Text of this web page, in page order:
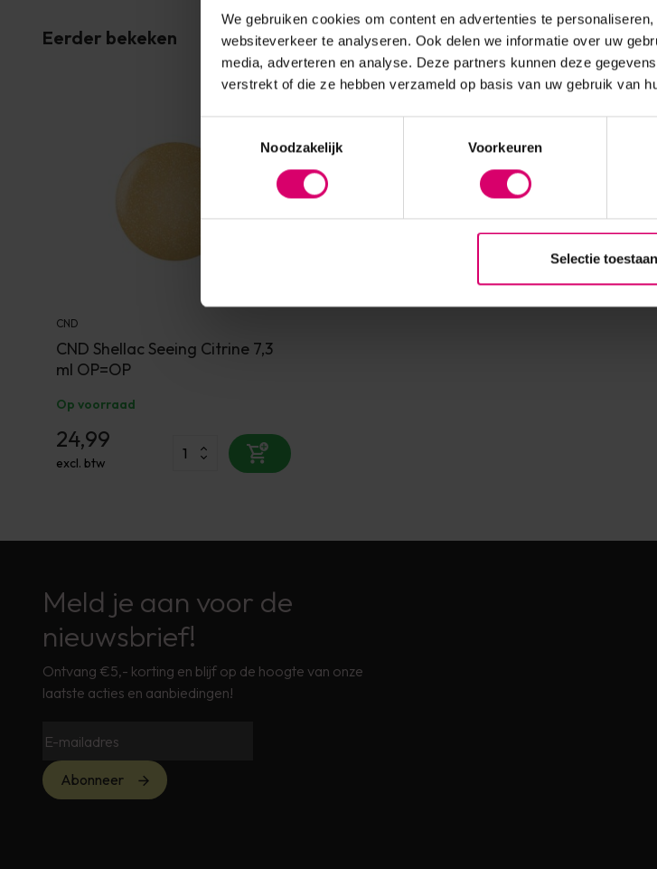
We gebruiken cookies om content en advertenties te
websiteverkeer te analyseren. Ook delen we informatie over uw
media, adverteren en analyse. Deze partners kunnen deze
verstrekt of die ze hebben verzameld op basis van uw gebruik van
Noodzakelijk
Voorkeuren
Selectie toestaan
Eerder bekeken
CND
CND Shellac Seeing Citrine 7,3
ml OP=OP
Op voorraad
24,99
excl. btw
Meld je aan voor de
nieuwsbrief!
Ontvang €5,- korting en blijf op de hoogte van onze
laatste acties en aanbiedingen!
Abonneer